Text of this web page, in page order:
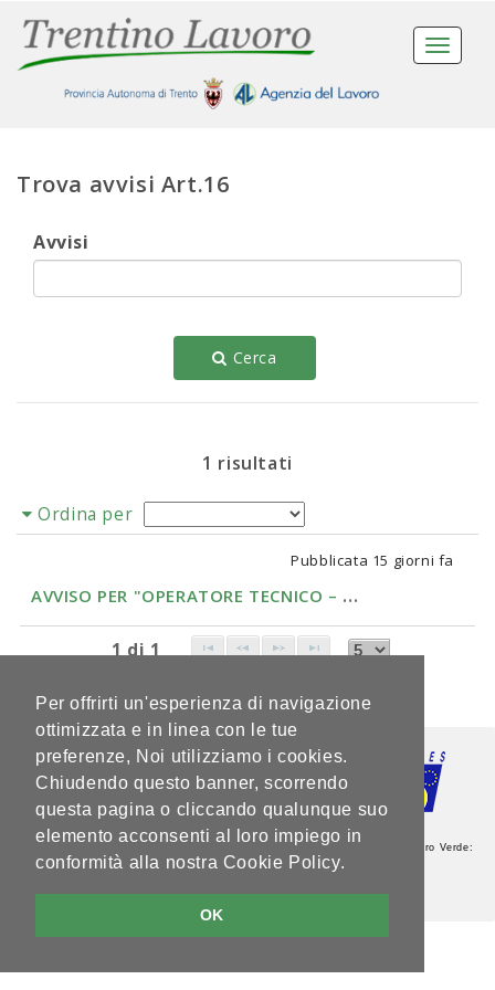
Per offrirti un'esperienza di navigazione
ottimizzata e in linea con le tue
preferenze, Noi utilizziamo i cookies.
Chiudendo questo banner, scorrendo
questa pagina o cliccando qualunque suo
elemento acconsenti al loro impiego in
conformità alla nostra Cookie Policy.
OK
Toggle
Trova avvisi Art.16
Avvisi
Cerca
1 risultati
Ordina per
Pubblicata 15 giorni fa
A
VVISO PER "OPERATORE TECNICO – CAT. B – LIVELL...
1 di 1
Agenzia del Lavoro - Sede Centrale - Via Guardini, 75 - 38121 Trento - Numero Verde:
800.264760 - Partita IVA: 00337460224